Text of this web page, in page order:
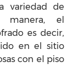
variedad de
manera, el
es decir,
en el sitio
con el piso